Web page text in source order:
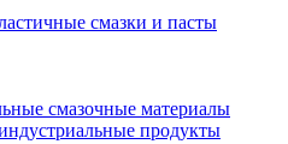
смазки и пасты
смазочные материалы
продукты